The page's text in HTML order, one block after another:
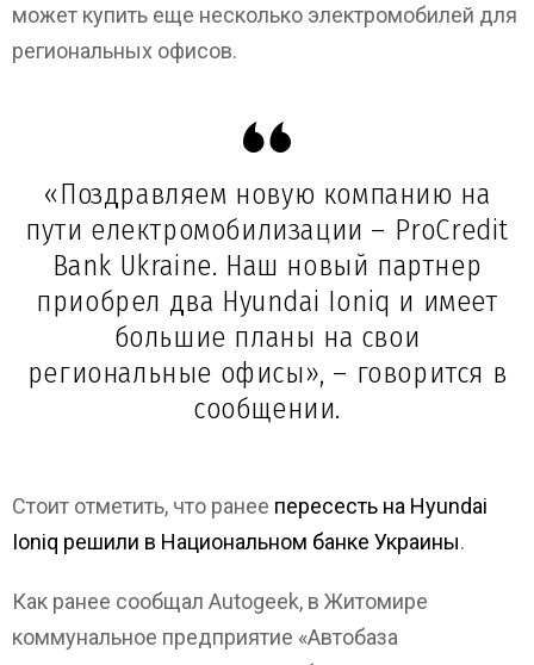
может купить еще несколько электромобилей для
региональных офисов.
«Поздравляем новую компанию на
пути електромобилизации – ProCredit
Bank Ukraine. Наш новый партнер
приобрел два Hyundai Ioniq и имеет
большие планы на свои
региональные офисы», – говорится в
сообщении.
Стоит отметить, что ранее пересесть на Hyundai
Ioniq решили в Национальном банке Украины.
Как ранее сообщал Autogeek, в Житомире
коммунальное предприятие «Автобаза